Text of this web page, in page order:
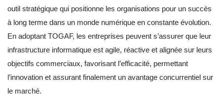
outil stratégique qui positionne les organisations pour un succès
à long terme dans un monde numérique en constante évolution.
En adoptant TOGAF, les entreprises peuvent s’assurer que leur
infrastructure informatique est agile, réactive et alignée sur leurs
objectifs commerciaux, favorisant l’efficacité, permettant
l’innovation et assurant finalement un avantage concurrentiel sur
le marché.